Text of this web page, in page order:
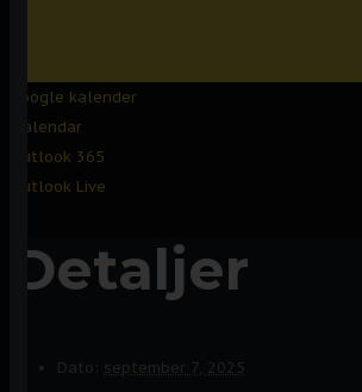
Google kalender
iCalendar
Outlook 365
Outlook Live
Detaljer
Dato: september 7, 2025